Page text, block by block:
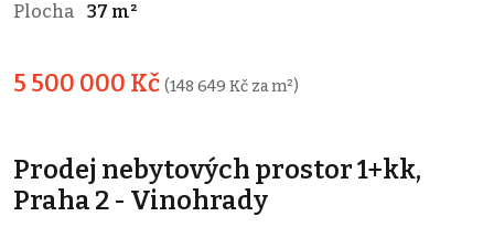
Plocha
37 m²
5 500 000 Kč (148 649 Kč za m²)
Prodej nebytových prostor 1+kk,
Praha 2 - Vinohrady